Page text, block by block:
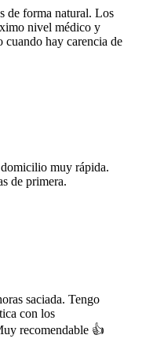
de forma natural. Los
nivel médico y
hay carencia de
muy rápida.
de primera.
saciada. Tengo
con los
recomendable 👍